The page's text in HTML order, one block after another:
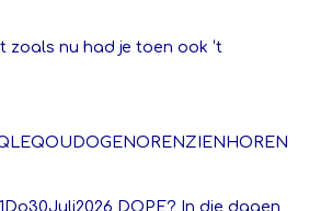
zoals nu had je toen ook ‘t
DOPE? In die dagen